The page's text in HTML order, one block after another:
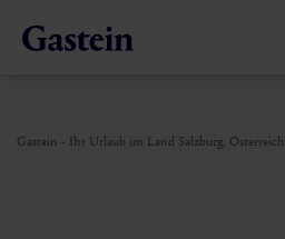
Gastein - Ihr Urlaub im Land Salzburg, Österreich